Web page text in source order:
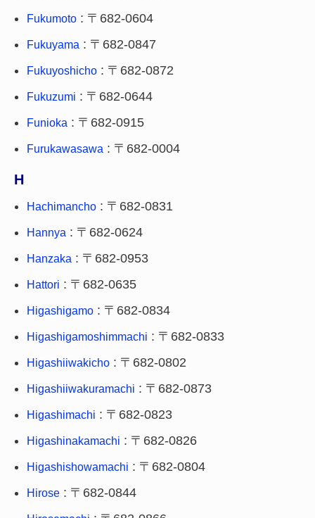
Fukumoto : 〒682-0604
Fukuyama : 〒682-0847
Fukuyoshicho : 〒682-0872
Fukuzumi : 〒682-0644
Funioka : 〒682-0915
Furukawasawa : 〒682-0004
H
Hachimancho : 〒682-0831
Hannya : 〒682-0624
Hanzaka : 〒682-0953
Hattori : 〒682-0635
Higashigamo : 〒682-0834
Higashigamoshimmachi : 〒682-0833
Higashiiwakicho : 〒682-0802
Higashiiwakuramachi : 〒682-0873
Higashimachi : 〒682-0823
Higashinakamachi : 〒682-0826
Higashishowamachi : 〒682-0804
Hirose : 〒682-0844